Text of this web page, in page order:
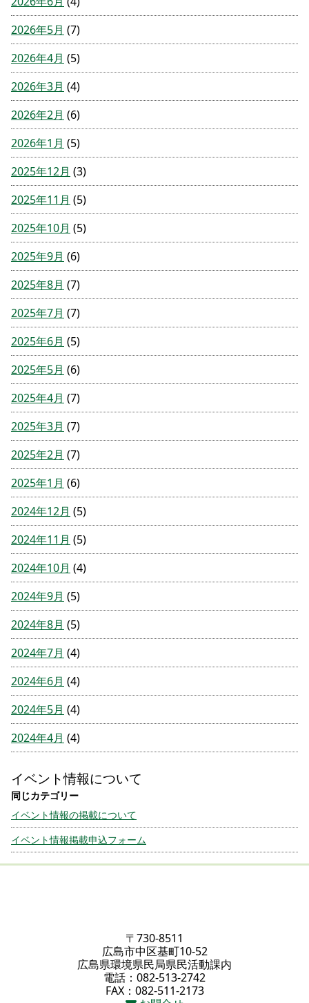
2026年5月 (7)
2026年4月 (5)
2026年3月 (4)
2026年2月 (6)
2026年1月 (5)
2025年12月 (3)
2025年11月 (5)
2025年10月 (5)
2025年9月 (6)
2025年8月 (7)
2025年7月 (7)
2025年6月 (5)
2025年5月 (6)
2025年4月 (7)
2025年3月 (7)
2025年2月 (7)
2025年1月 (6)
2024年12月 (5)
2024年11月 (5)
2024年10月 (4)
2024年9月 (5)
2024年8月 (5)
2024年7月 (4)
2024年6月 (4)
2024年5月 (4)
2024年4月 (4)
イベント情報について
イベント情報の掲載について
イベント情報掲載申込フォーム
〒730-8511
広島市中区基町10-52
広島県環境県民局県民活動課内
電話：082-513-2742
FAX：082-511-2173